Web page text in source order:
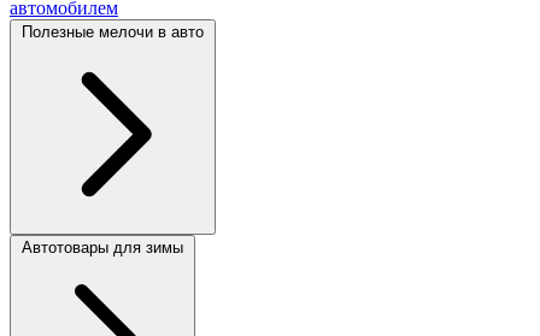
автомобилем
Полезные мелочи в авто
Автотовары для зимы